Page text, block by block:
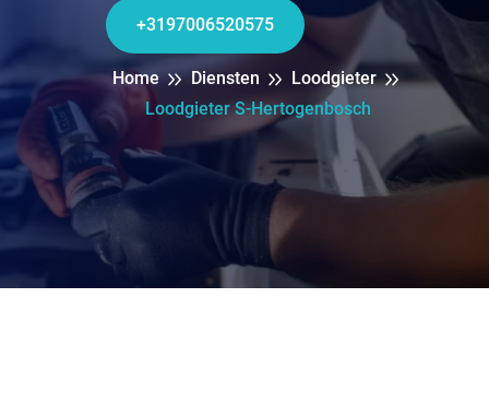
+3197006520575
Home Diensten
Loodgieter
Loodgieter S-Hertogenbosch